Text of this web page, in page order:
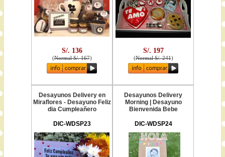
S/. 136
(Normal S/. 167)
S/. 197
(Normal S/. 241)
Desayunos Delivery en
Miraflores - Desayuno Feliz
dia Cumpleañero
DIC-WDSP23
Desayunos Delivery
Morning | Desayuno
Bienvenida Bebe
DIC-WDSP24